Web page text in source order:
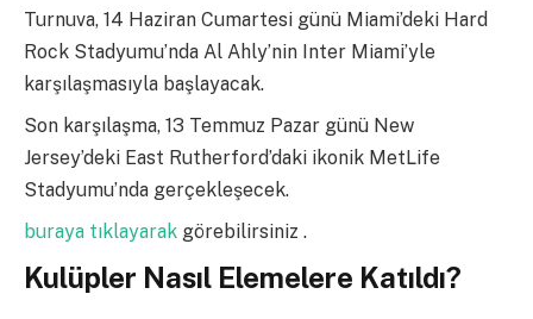
Turnuva, 14 Haziran Cumartesi günü Miami’deki Hard
Rock Stadyumu’nda Al Ahly’nin Inter Miami’yle
karşılaşmasıyla başlayacak.
Son karşılaşma, 13 Temmuz Pazar günü New
Jersey’deki East Rutherford’daki ikonik MetLife
Stadyumu’nda gerçekleşecek.
buraya tıklayarak görebilirsiniz .
Kulüpler Nasıl Elemelere Katıldı?